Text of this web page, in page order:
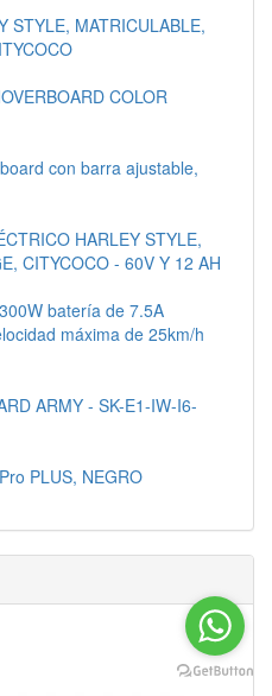
STYLE, MATRICULABLE,
COLOR
con barra ajustable,
HARLEY STYLE,
CITYCOCO - 60V Y 12 AH
batería de 7.5A
máxima de 25km/h
ARMY - SK-E1-IW-I6-
PLUS, NEGRO